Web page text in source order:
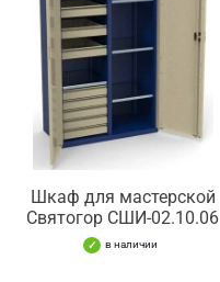
Шкаф для мастерской
Святогор СШИ-02.10.06
в наличии